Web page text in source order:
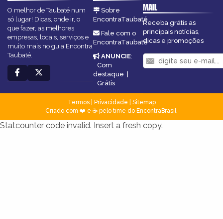
O melhor de Taubaté num
só lugar! Dicas, onde ir, o
que fazer, as melhores
empresas, locais, serviços e
muito mais no guia Encontra
Taubaté.
Sobre
EncontraTaubaté
Fale com o
EncontraTaubaté
ANUNCIE:
Com
destaque |
Grátis
MAIL
Receba grátis as
principais notícias,
dicas e promoções
Termos| Privacidade
Sitemap
Criado com ❤️ e ☕ pelo time do EncontraBrasil
Statcounter code invalid. Insert a fresh copy.